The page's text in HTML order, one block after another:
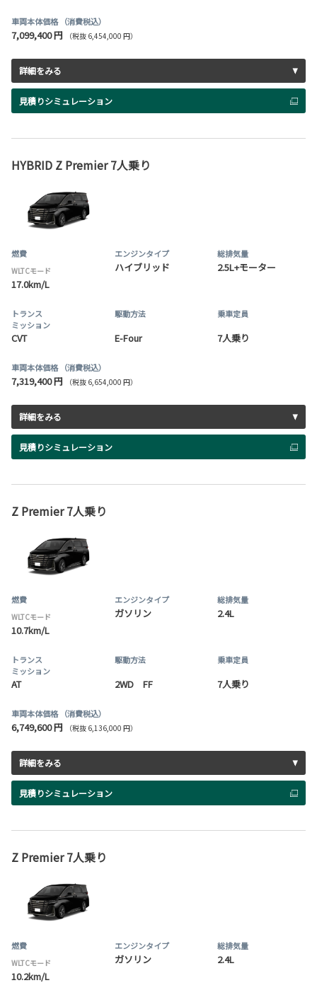
車両本体価格 （消費税込）
7,099,400 円 （税抜 6,454,000 円）
詳細をみる
見積りシミュレーション
HYBRID Z Premier 7人乗り
燃費
WLTCモード
17.0km/L
エンジンタイプ
ハイブリッド
総排気量
2.5L+モーター
トランス
ミッション
CVT
駆動方法
E-Four
乗車定員
7人乗り
車両本体価格 （消費税込）
7,319,400 円 （税抜 6,654,000 円）
詳細をみる
見積りシミュレーション
Z Premier 7人乗り
燃費
WLTCモード
10.7km/L
エンジンタイプ
ガソリン
総排気量
2.4L
トランス
ミッション
AT
駆動方法
2WD FF
乗車定員
7人乗り
車両本体価格 （消費税込）
6,749,600 円 （税抜 6,136,000 円）
詳細をみる
見積りシミュレーション
Z Premier 7人乗り
燃費
WLTCモード
10.2km/L
エンジンタイプ
ガソリン
総排気量
2.4L